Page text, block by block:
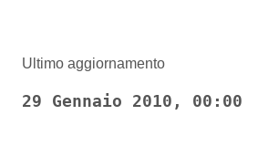
Ultimo aggiornamento
29 Gennaio 2010, 00:00